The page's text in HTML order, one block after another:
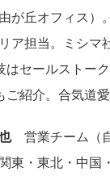
が丘オフィス）
ア担当。ミシマ
はセールストー
紹介。合気道愛
営業チーム（
東・東北・中国